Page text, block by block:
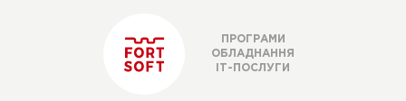
ПРОГРАМИ
ОБЛАДНАННЯ
ІТ-ПОСЛУГИ